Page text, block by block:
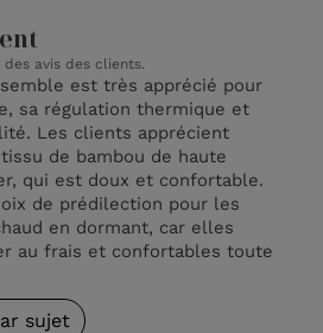
avis des clients.
est très apprécié pour
sa régulation thermique et
Les clients apprécient
de bambou de haute
qui est doux et confortable.
de prédilection pour les
en dormant, car elles
au frais et confortables toute
sujet